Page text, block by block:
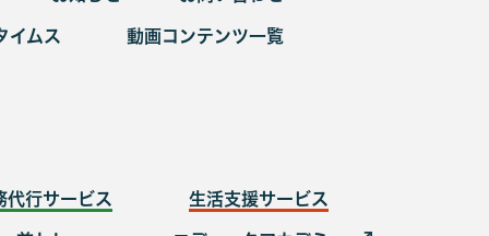
イムス 動画コンテンツ一覧
代行サービス 生活支援サービス